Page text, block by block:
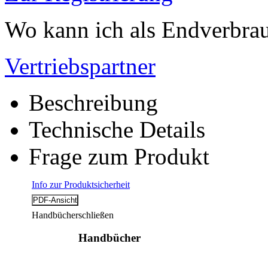
Wo kann ich als
Vertriebspartner
Beschreibung
Technische Details
Frage zum Produkt
Info zur Produktsicherheit
Handbücherschließen
Handbücher